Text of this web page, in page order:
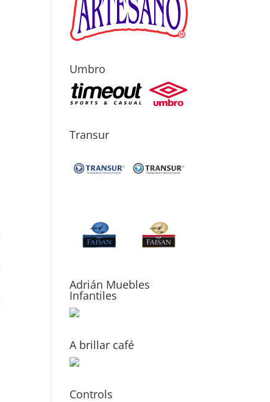
Umbro
Transur
Adrián Muebles
Infantiles
A brillar café
Controls